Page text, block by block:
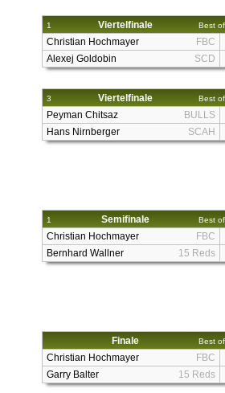
1 Viertelfinale Best
Christian Hochmayer
FBC
Alexej Goldobin
SCD
3 Viertelfinale Best
Peyman Chitsaz
BULLS
Hans Nirnberger
SCAH
1 Semifinale Best
Christian Hochmayer
FBC
Bernhard Wallner
15 Reds
Finale Best
Christian Hochmayer
FBC
Garry Balter
15 Reds